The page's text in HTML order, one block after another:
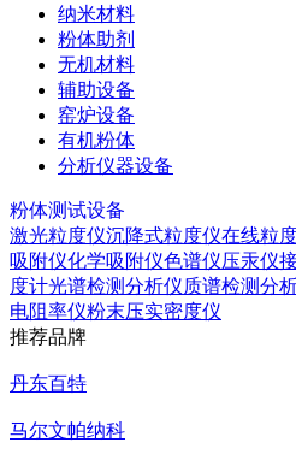
纳米材料
粉体助剂
无机材料
辅助设备
窑炉设备
有机粉体
分析仪器设备
粉体测试设备
激光粒度仪沉降式粒度仪在线粒
吸附仪化学吸附仪色谱仪压汞仪
度计光谱检测分析仪质谱检测分
电阻率仪粉末压实密度仪
推荐品牌
丹东百特
马尔文帕纳科